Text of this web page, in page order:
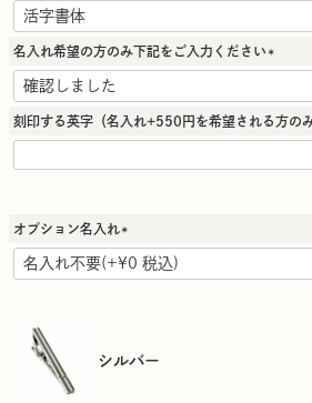
必
須
名入れ希望の方のみ下記をご入力ください
須
刻印する英字（名入れ+550円を希望される方の
オプション名入れ
シルバー